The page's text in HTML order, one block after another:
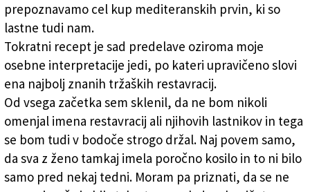
prepoznavamo cel kup mediteranskih prvin, ki so
lastne tudi nam.
Tokratni recept je sad predelave oziroma moje
osebne interpretacije jedi, po kateri upravičeno slovi
ena najbolj znanih tržaških restavracij.
Od vsega začetka sem sklenil, da ne bom nikoli
omenjal imena restavracij ali njihovih lastnikov in tega
se bom tudi v bodoče strogo držal. Naj povem samo,
da sva z ženo tamkaj imela poročno kosilo in to ni bilo
samo pred nekaj tedni. Moram pa priznati, da se ne